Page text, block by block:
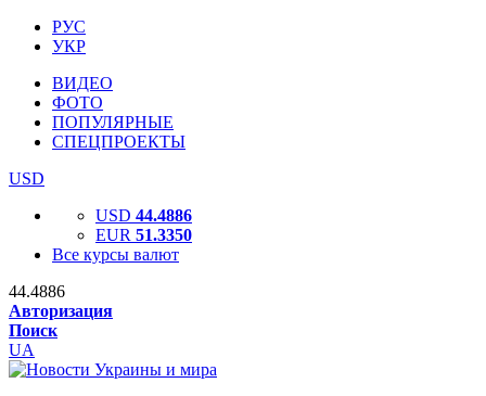
РУС
УКР
ВИДЕО
ФОТО
ПОПУЛЯРНЫЕ
СПЕЦПРОЕКТЫ
USD
USD 44.4886
EUR 51.3350
Все курсы валют
44.4886
Авторизация
Поиск
UA